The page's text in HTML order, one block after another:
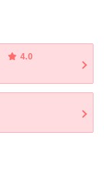
4.0